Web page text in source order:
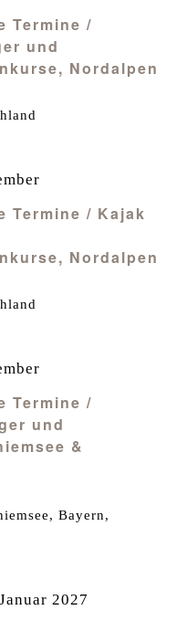
Termine /
und
Nordalpen
Termine / Kajak
Nordalpen
Termine /
und
&
Bayern,
2027